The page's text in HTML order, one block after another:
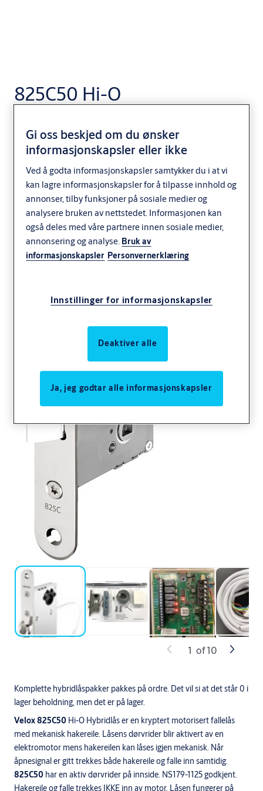
825C50 Hi-O
Komplette hybridlåspakker pakkes på ordre. Det vil si at det står 0 i
lager beholdning, men det er på lager.
Velox 825C50 Hi-O Hybridlås er en kryptert motorisert fallelås
med mekanisk hakereile. Låsens dørvrider blir aktivert av en
elektromotor mens hakereilen kan låses igjen mekanisk. Når
åpnesignal er gitt trekkes både hakereile og falle inn samtidig.
825C50 har en aktiv dørvrider på innside. NS179-1125 godkjent.
Hakereile og falle trekkes IKKE inn av motor. Låsen fungerer på
1 of10
Gi oss beskjed om du ønsker
informasjonskapsler eller ikke
Ved å godta informasjonskapsler samtykker du i at vi
kan lagre informasjonskapsler for å tilpasse innhold og
annonser, tilby funksjoner på sosiale medier og
analysere bruken av nettstedet. Informasjonen kan
også deles med våre partnere innen sosiale medier,
annonsering og analyse. Bruk av
informasjonskapsler Personvernerklæring
Innstillinger for informasjonskapsler
Deaktiver alle
Ja, jeg godtar alle informasjonskapsler